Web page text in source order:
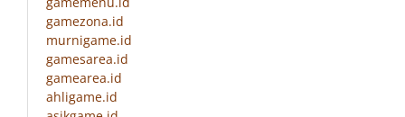
gamezona.id
murnigame.id
gamesarea.id
gamearea.id
ahligame.id